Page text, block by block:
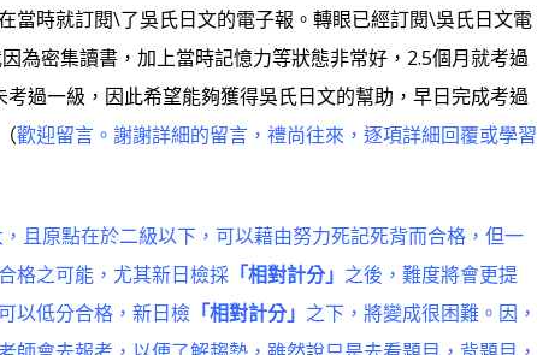
當時就訂閱\了吳氏日文的電子報。轉眼已經訂閱\吳氏日文電
為密集讀書，加上當時記憶力等狀態非常好，2.5個月就考過
過一級，因此希望能夠獲得吳氏日文的幫助，早日完成考過
歡迎留言。謝謝詳細的留言，禮尚往來，逐項詳細回覆或學習
且原點在於二級以下，可以藉由努力死記死背而合格，但一
格之可能，尤其新日檢採 「相對計分」 之後，難度將會更提
以低分合格，新日檢 「相對計分」 之下，將變成很困難。因，